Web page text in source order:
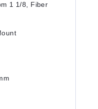
1 1/8, Fiber